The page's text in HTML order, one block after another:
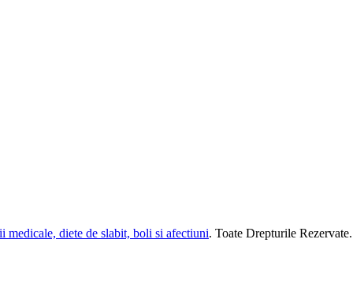
diete de slabit, boli si afectiuni. Toate Drepturile Rezervate.